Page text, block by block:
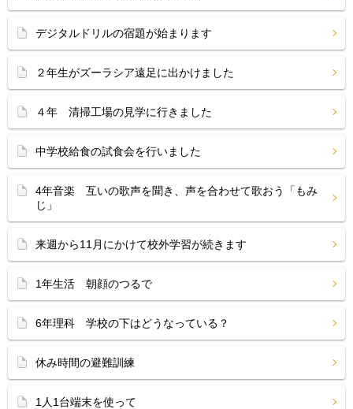
デジタルドリルの宿題が始まります
２年生がズーラシア遠足に出かけました
４年 清掃工場の見学に行きました
中学校給食の試食会を行いました
4年音楽 互いの歌声を聞き、声を合わせて歌おう「もみ
じ」
来週から11月にかけて校外学習が続きます
1年生活 朝顔のつるで
6年理科 学校の下はどうなっている？
休み時間の避難訓練
1人1台端末を使って